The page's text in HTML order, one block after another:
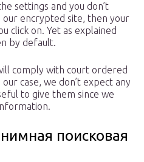
settings and you don’t
encrypted site, then your
click on. Yet as explained
by default.
comply with court ordered
case, we don’t expect any
to give them since we
поисковая